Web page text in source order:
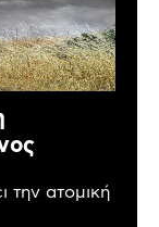
την ατομική